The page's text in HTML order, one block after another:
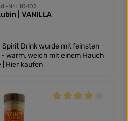
Nr.: 10402
| VANILLA
Spirit Drink wurde mit feinsten
warm, weich mit einem Hauch
| Hier kaufen